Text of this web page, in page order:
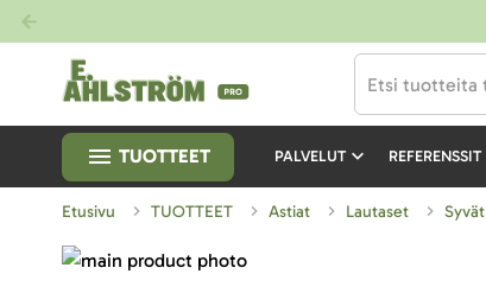
TUOTTEET PALVELUT REFERENSSIT
Etusivu TUOTTEET Astiat Lautaset
Skip